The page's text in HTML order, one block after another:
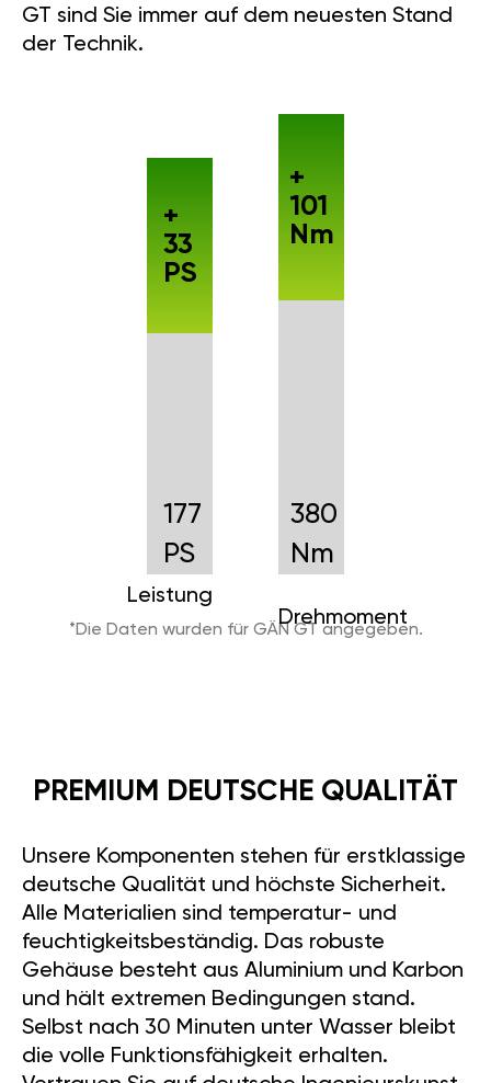
GT sind Sie immer auf dem neuesten Stand
der Technik.
177
PS
Leistung
+
33
PS
380
Nm
Drehmoment
+
101
Nm
*Die Daten wurden für GÄN GT angegeben.
PREMIUM DEUTSCHE QUALITÄT
Unsere Komponenten stehen für erstklassige
deutsche Qualität und höchste Sicherheit.
Alle Materialien sind temperatur- und
feuchtigkeitsbeständig. Das robuste
Gehäuse besteht aus Aluminium und Karbon
und hält extremen Bedingungen stand.
Selbst nach 30 Minuten unter Wasser bleibt
die volle Funktionsfähigkeit erhalten.